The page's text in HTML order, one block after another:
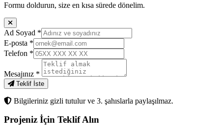
Formu doldurun, size en kısa sürede dönelim.
Ad Soyad *
E-posta *
Telefon *
Mesajınız *
Teklif İste
Bilgileriniz gizli tutulur ve 3. şahıslarla paylaşılmaz.
Projeniz İçin Teklif Alın